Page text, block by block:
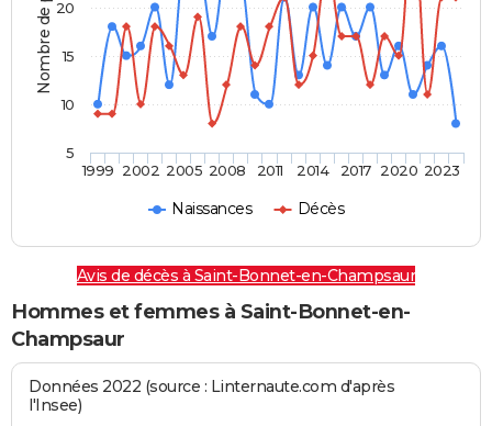
Naissances Décès
1999 2002 2005 2008 2011 2014 2017 2020 2023
5
10
15
20
Avis de décès à Saint-Bonnet-en-Champsaur
Hommes et femmes à Saint-Bonnet-en-
Champsaur
Données 2022 (source : Linternaute.com d'après
l'Insee)